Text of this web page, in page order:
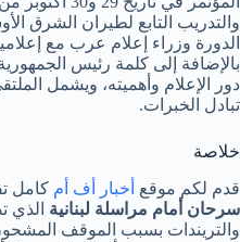
والتدريب التابع لطيران الشرق
الدورة وزراء إعلام عرب مع
بالإضافة إلى كلمة رئيس
دور الإعلام وأهميته، ويشمل
تبادل الخبرات.
خلاصة
قدم لكم موقع أخبار أف أم كامل
سرحان أمام مراسلة لبنانية الذي
والتريندات بسبب الموقف